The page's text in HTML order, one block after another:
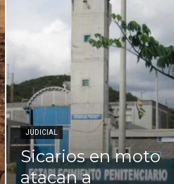
JUDICIAL
Sicarios en moto
atacan a